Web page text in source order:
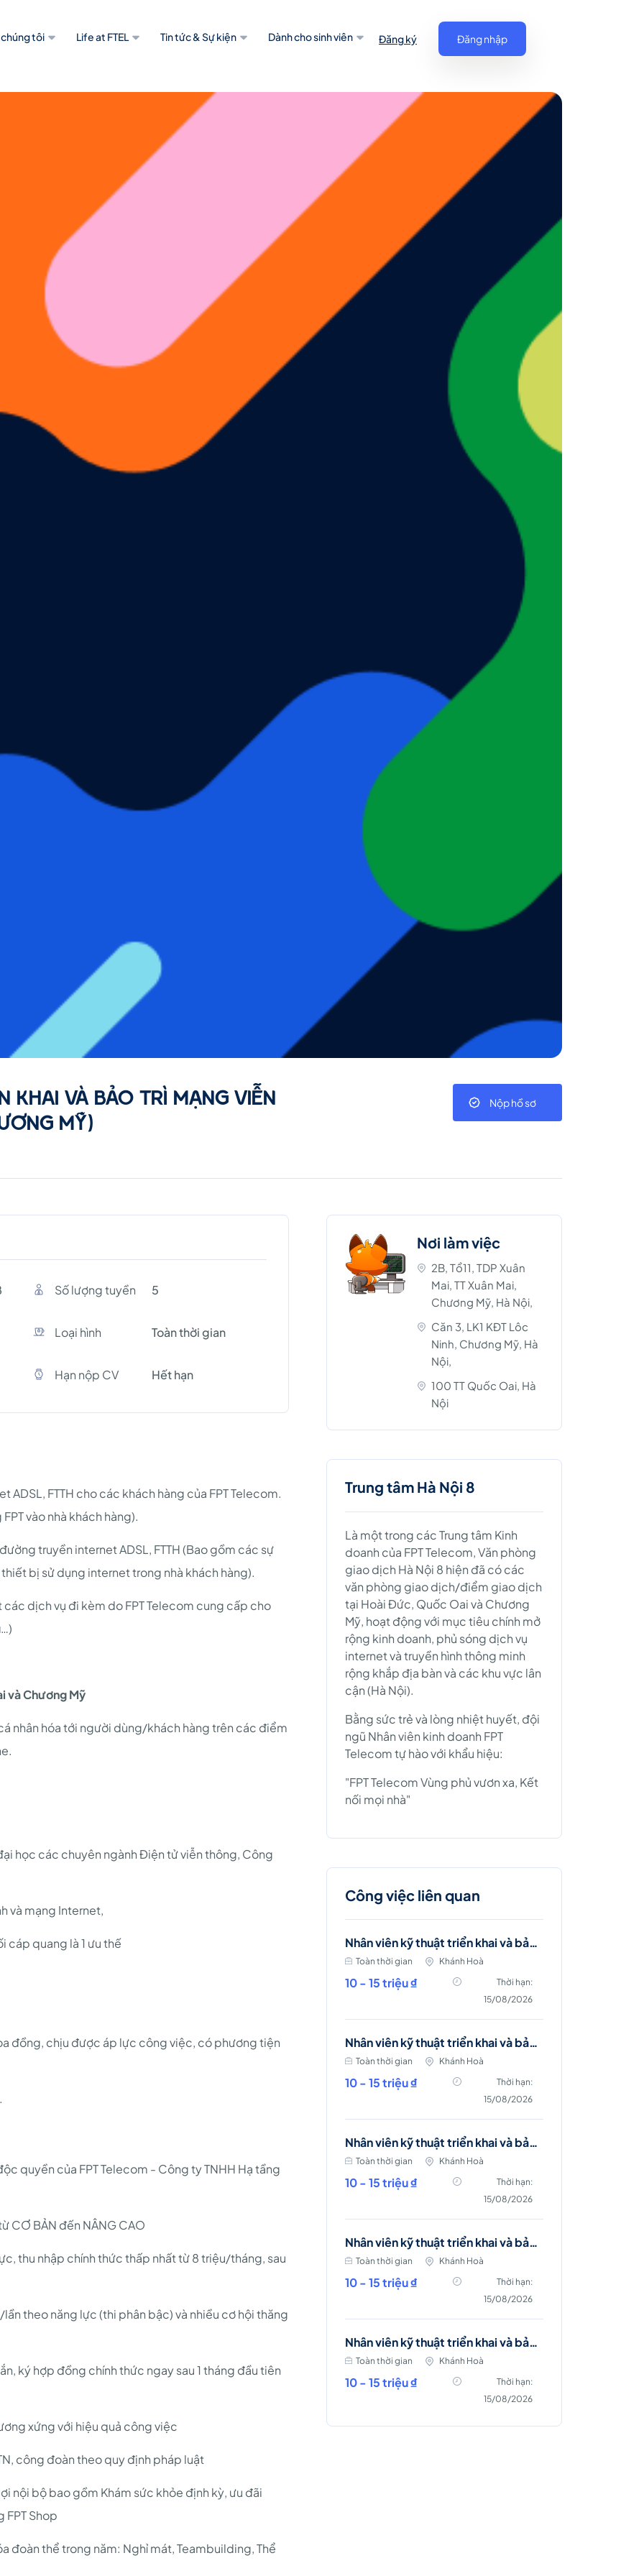
tôi Life at FTEL Tin tức & Sự kiện Dành cho sinh viên Đăng ký Đăng nhập
KHAI VÀ BẢO TRÌ MẠNG VIỄN
MỸ)
Nộp hồ sơ
Số lượng tuyền 5
Loại hình Toàn thời gian
Hạn nộp CV Hết hạn
ADSL, FTTH cho các khách hàng của FPT Telecom.
vào nhà khách hàng).
truyền internet ADSL, FTTH (Bao gồm các sự
bị sử dụng internet trong nhà khách hàng).
các dịch vụ đi kèm do FPT Telecom cung cấp cho
và Chương Mỹ
nhân hóa tới người dùng/khách hàng trên các điểm
học các chuyên ngành Điện tử viễn thông, Công
và mạng Internet,
cáp quang là 1 ưu thế
đồng, chịu được áp lực công việc, có phương tiện
quyền của FPT Telecom - Công ty TNHH Hạ tầng
CƠ BẢN đến NÂNG CAO
thu nhập chính thức thấp nhất từ 8 triệu/tháng, sau
theo năng lực (thi phân bậc) và nhiều cơ hội thăng
ký hợp đồng chính thức ngay sau 1 tháng đầu tiên
xứng với hiệu quả công việc
công đoàn theo quy định pháp luật
nội bộ bao gồm Khám sức khỏe định kỳ, ưu đãi
FPT Shop
đoàn thể trong năm: Nghỉ mát, Teambuilding, Thể
Nơi làm việc
2B, Tổ11, TDP Xuân
Mai, TT Xuân Mai,
Chương Mỹ, Hà Nội,
Căn 3, LK1 KĐT Lôc
Ninh, Chương Mỹ, Hà
Nội,
100 TT Quốc Oai, Hà
Nội
Trung tâm Hà Nội 8
Là một trong các Trung tâm Kinh
doanh của FPT Telecom, Văn phòng
giao dịch Hà Nội 8 hiện đã có các
văn phòng giao dịch/điểm giao dịch
tại Hoài Đức, Quốc Oai và Chương
Mỹ, hoạt động với mục tiêu chính mở
rộng kinh doanh, phủ sóng dịch vụ
internet và truyền hình thông minh
rộng khắp địa bàn và các khu vực lân
cận (Hà Nội).
Bằng sức trẻ và lòng nhiệt huyết, đội
ngũ Nhân viên kinh doanh FPT
Telecom tự hào với khẩu hiệu:
"FPT Telecom Vùng phủ vươn xa, Kết
nối mọi nhà"
Công việc liên quan
Nhân viên kỹ thuật triển khai và bảo trì mạng viễn thông (Khánh Vĩnh)
Toàn thời gian Khánh Hoà
10 - 15 triệu ₫
Thời hạn:
15/08/2026
Nhân viên kỹ thuật triển khai và bảo trì mạng viễn thông (Cam Ranh)
Toàn thời gian Khánh Hoà
10 - 15 triệu ₫
Thời hạn:
15/08/2026
Nhân viên kỹ thuật triển khai và bảo trì mạng viễn thông (Nha Trang)
Toàn thời gian Khánh Hoà
10 - 15 triệu ₫
Thời hạn:
15/08/2026
Nhân viên kỹ thuật triển khai và bảo trì mạng viễn thông (Cam Lâm)
Toàn thời gian Khánh Hoà
10 - 15 triệu ₫
Thời hạn:
15/08/2026
Nhân viên kỹ thuật triển khai và bảo trì mạng viễn thông (Cam Lâm)
Toàn thời gian Khánh Hoà
10 - 15 triệu ₫
Thời hạn:
15/08/2026